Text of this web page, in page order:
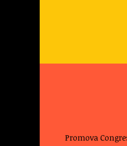
Promova